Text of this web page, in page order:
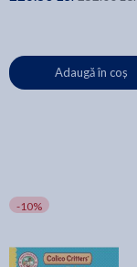
Adaugă în coș
-10%